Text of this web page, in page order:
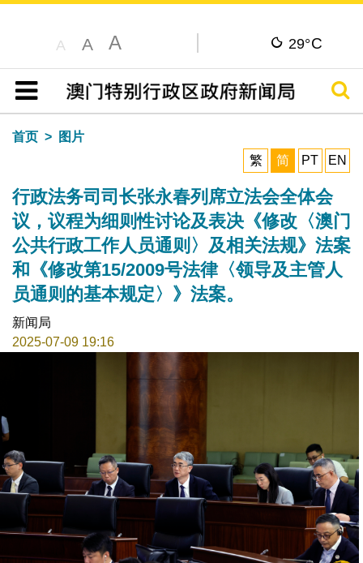
A A A 29°C
目录
搜寻
首页
图片
繁
简 PT EN
行政法务司司长张永春列席立法会全体会
议，议程为细则性讨论及表决《修改〈澳门
公共行政工作人员通则〉及相关法规》法案
和《修改第15/2009号法律〈领导及主管人
员通则的基本规定〉》法案。
新闻局
2025-07-09 19:16